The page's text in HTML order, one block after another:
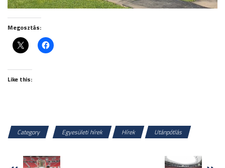
Megosztás:
Like this:
Category Egyesületi hírek Hírek Utánpótlás